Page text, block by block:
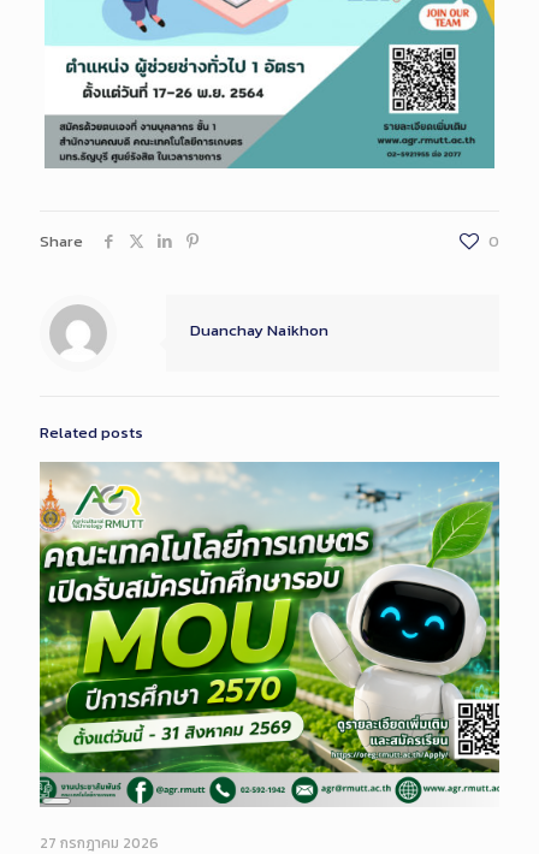
Share 0
Duanchay Naikhon
Related posts
Long
Description
27 กรกฎาคม 2026